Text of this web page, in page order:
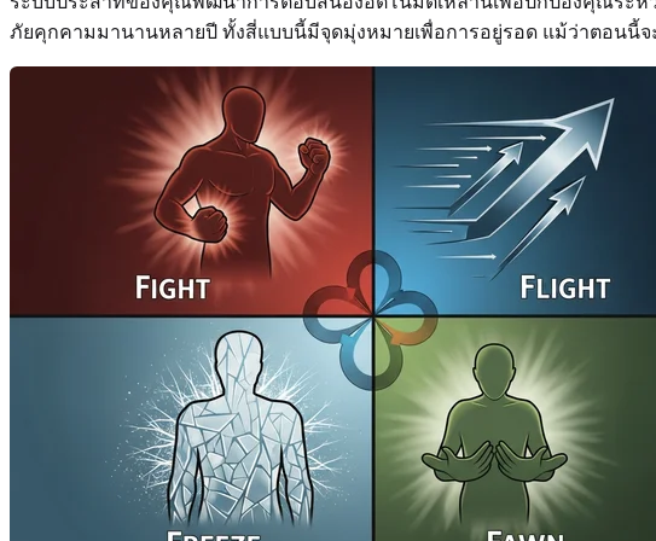
ภัยคุกคามมานานหลายปี ทั้งสี่แบบนี้มีจุดมุ่งหมายเพื่อการอยู่รอด แม้ว่าตอนนี้